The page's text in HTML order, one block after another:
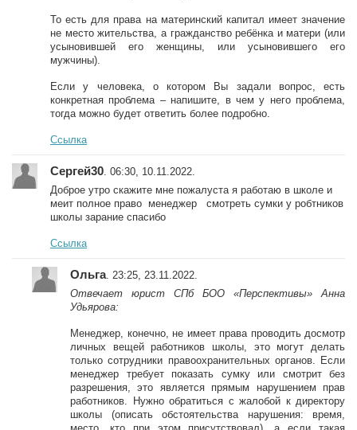
То есть для права на материнский капитал имеет значение
не место жительства, а гражданство ребёнка и матери (или
усыновившей его женщины, или усыновившего его
мужчины).
Если у человека, о котором Вы задали вопрос, есть
конкретная проблема – напишите, в чем у него проблема,
тогда можно будет ответить более подробно.
Ссылка
Сергей30 . 06:30, 10.11.2022.
Доброе утро скажите мне пожалуста я работаю в школе и
меит полное право менеджер смотреть сумки у робтников
школы зарание спасибо
Ссылка
Ольга. 23:25, 23.11.2022.
Отвечает юрист СПб БОО «Перспективы» Анна
Удьярова:
Менеджер, конечно, не имеет права проводить досмотр
личных вещей работников школы, это могут делать
только сотрудники правоохранительных органов. Если
менеджер требует показать сумку или смотрит без
разрешения, это является прямым нарушением прав
работников. Нужно обратиться с жалобой к директору
школы (описать обстоятельства нарушения: время,
место, кто при этом присутствовал), а если такая